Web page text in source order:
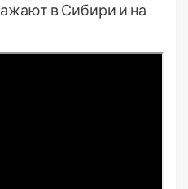
в Сибири и на